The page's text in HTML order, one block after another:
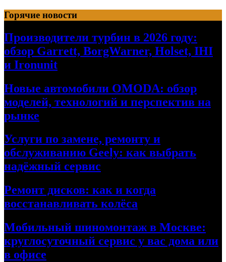
Перейти
к
содержимому
Горячие новости
Производители турбин в 2026 году:
обзор Garrett, BorgWarner, Holset, IHI
и Ironunit
Новые автомобили OMODA: обзор
моделей, технологий и перспектив на
рынке
Услуги по замене, ремонту и
обслуживанию Geely: как выбрать
надёжный сервис
Ремонт дисков: как и когда
восстанавливать колёса
Мобильный шиномонтаж в Москве:
круглосуточный сервис у вас дома или
в офисе